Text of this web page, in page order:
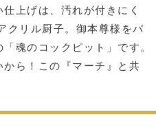
上げは、汚れが付きにく
クリル厨子。御本尊様をパ
魂のコックピット」です。
ら！この『マーチ』と共